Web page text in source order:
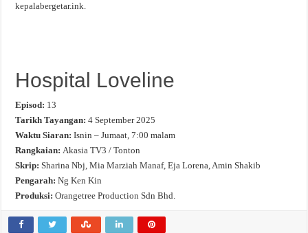
kepalabergetar.ink.
Hospital Loveline
Episod: 13
Tarikh Tayangan: 4 September 2025
Waktu Siaran: Isnin – Jumaat, 7:00 malam
Rangkaian: Akasia TV3 / Tonton
Skrip: Sharina Nbj, Mia Marziah Manaf, Eja Lorena, Amin Shakib
Pengarah: Ng Ken Kin
Produksi:Orangetree Production Sdn Bhd.